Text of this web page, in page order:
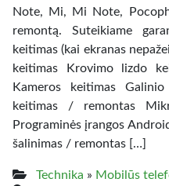
Note, Mi, Mi Note,
remontą. Suteikiame
keitimas (kai ekranas
keitimas Krovimo lizdo
Kameros keitimas
keitimas / remontas
Programinės įrangos
šalinimas / remontas […]
Technika » Mobilūs